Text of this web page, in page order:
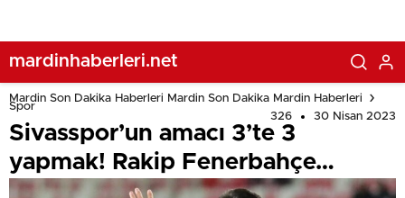
mardinhaberleri.net
Mardin Son Dakika Haberleri Mardin Son Dakika Mardin Haberleri
Spor
326
30 Nisan 2023
Sivasspor’un amacı 3’te 3
yapmak! Rakip Fenerbahçe…